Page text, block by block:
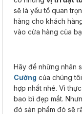
sẽ là yếu tố quan
hàng cho khách
vào cửa hàng của
Hãy để những nhân
Cường của chúng
hợp nhất nhé. Vì
bao bì đẹp mắt.
đó sản phẩm đó sẽ